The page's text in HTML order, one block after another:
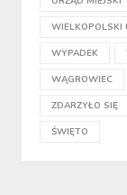
WIELKOPOLSKI
WYPADEK
WĄGROWIEC
ZDARZYŁO SIĘ
ŚWIĘTO